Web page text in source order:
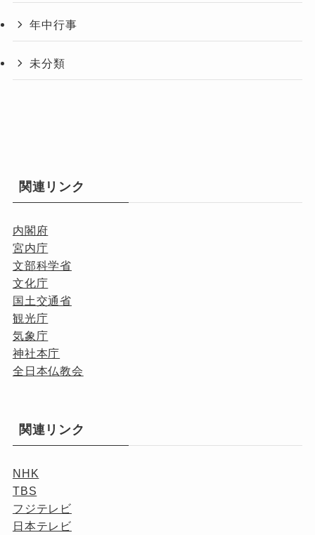
年中行事
未分類
関連リンク
内閣府
宮内庁
文部科学省
文化庁
国土交通省
観光庁
気象庁
神社本庁
全日本仏教会
関連リンク
NHK
TBS
フジテレビ
日本テレビ